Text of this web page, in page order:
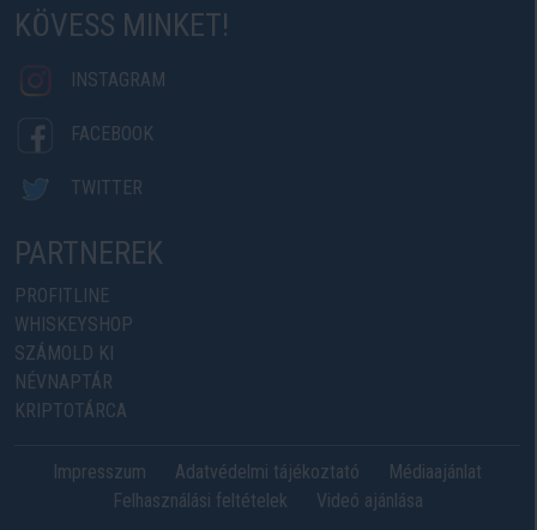
KÖVESS MINKET!
INSTAGRAM
FACEBOOK
TWITTER
PARTNEREK
PROFITLINE
WHISKEYSHOP
SZÁMOLD KI
NÉVNAPTÁR
KRIPTOTÁRCA
Impresszum Adatvédelmi tájékoztató
Médiaajánlat
Felhasználási feltételek
Videó ajánlása